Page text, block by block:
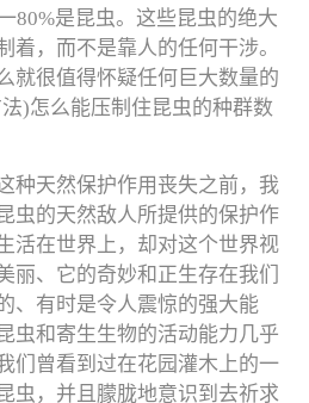
80%是昆虫。这些昆虫的绝大
着，而不是靠人的任何干涉。
就很值得怀疑任何巨大数量的
)怎么能压制住昆虫的种群数
种天然保护作用丧失之前，我
虫的天然敌人所提供的保护作
活在世界上，却对这个世界视
丽、它的奇妙和正生存在我们
、有时是令人震惊的强大能
虫和寄生生物的活动能力几乎
们曾看到过在花园灌木上的一
虫，并且朦胧地意识到去祈求